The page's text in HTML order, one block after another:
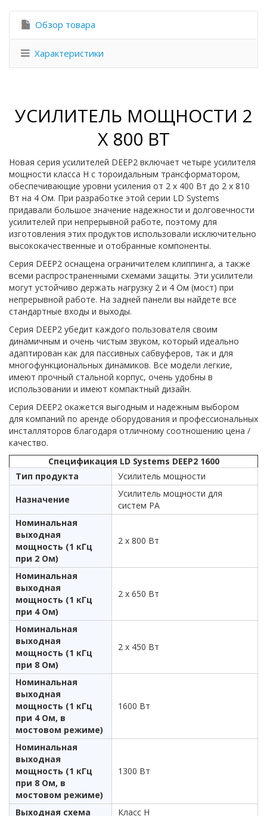
Обзор товара
Характеристики
УСИЛИТЕЛЬ МОЩНОСТИ 2
X 800 ВТ
Новая серия усилителей DEEP2 включает четыре усилителя
мощности класса H с тороидальным трансформатором,
обеспечивающие уровни усиления от 2 x 400 Вт до 2 x 810
Вт на 4 Ом. При разработке этой серии LD Systems
придавали большое значение надежности и долговечности
усилителей при непрерывной работе, поэтому для
изготовления этих продуктов использовали исключительно
высококачественные и отобранные компоненты.
Серия DEEP2 оснащена ограничителем клиппинга, а также
всеми распространенными схемами защиты. Эти усилители
могут устойчиво держать нагрузку 2 и 4 Ом (мост) при
непрерывной работе. На задней панели вы найдете все
стандартные входы и выходы.
Серия DEEP2 убедит каждого пользователя своим
динамичным и очень чистым звуком, который идеально
адаптирован как для пассивных сабвуферов, так и для
многофункциональных динамиков. Все модели легкие,
имеют прочный стальной корпус, очень удобны в
использовании и имеют компактный дизайн.
Серия DEEP2 окажется выгодным и надежным выбором
для компаний по аренде оборудования и профессиональных
инсталляторов благодаря отличному соотношению цена /
качество.
Спецификация LD Systems DEEP2 1600
Тип продукта
Усилитель мощности
Назначение
Усилитель мощности для
систем PA
Номинальная
выходная
мощность (1 кГц
при 2 Ом)
2 x 800 Вт
Номинальная
выходная
мощность (1 кГц
при 4 Ом)
2 x 650 Вт
Номинальная
выходная
мощность (1 кГц
при 8 Ом)
2 x 450 Вт
Номинальная
выходная
мощность (1 кГц
при 4 Ом, в
мостовом режиме)
1600 Вт
Номинальная
выходная
мощность (1 кГц
при 8 Ом, в
мостовом режиме)
1300 Вт
Выходная схема Класс H